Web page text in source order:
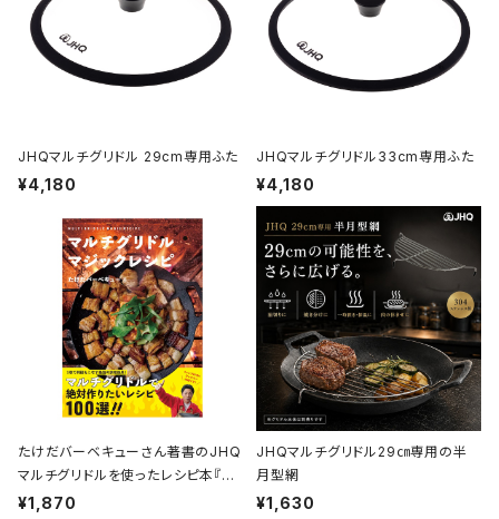
JHQマルチグリドル 29cm専用ふた
¥4,180
JHQマルチグリドル33cm専用ふた
¥4,180
たけだバーベキューさん著書のJHQ
マルチグリドルを使ったレシピ本『マ
ルチグリドルマジックレシピ』
¥1,870
JHQマルチグリドル29㎝専用の半
月型網
¥1,630